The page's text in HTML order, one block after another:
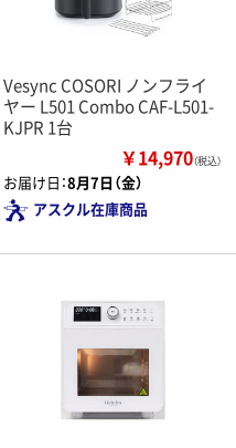
Vesync COSORI ノンフライ
ヤー L501 Combo CAF-L501-
KJPR 1台
￥14,970（税込）
お届け日：8月7日（金）
アスクル在庫商品